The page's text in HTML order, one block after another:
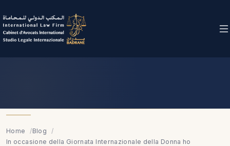
Home
Blog
In occasione della Giornata Internazionale della Donna ho